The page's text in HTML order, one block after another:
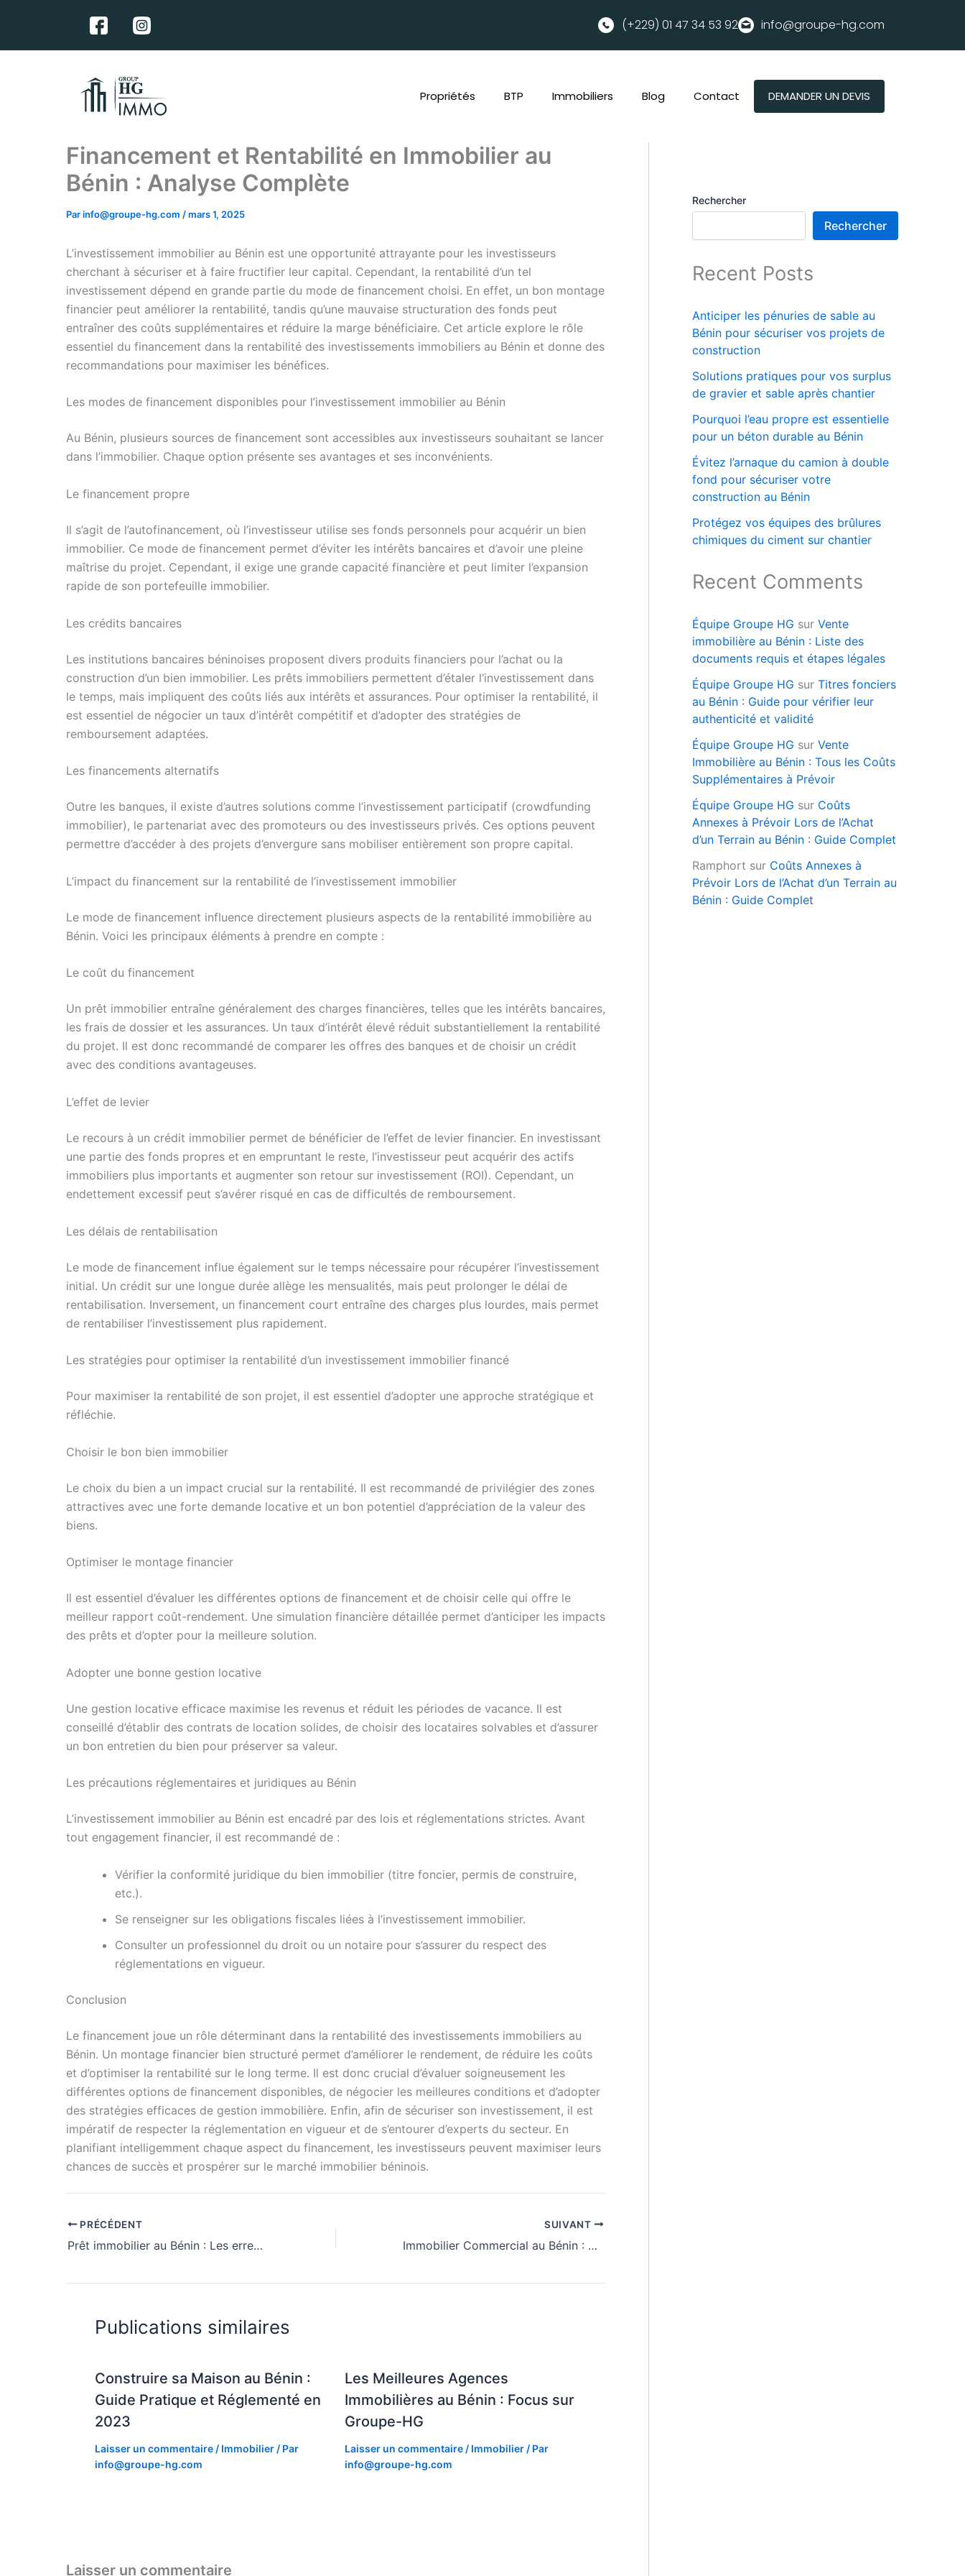
F
a
c
b
(+229) 01 47 34 53 92 info@groupe-hg.com
Propriétés BTP Immobiliers Blog Contact DEMANDER UN DEVIS
Financement et Rentabilité en Immobilier au
Bénin : Analyse Complète
Parinfo@groupe-hg.com /mars 1, 2025
L’investissement immobilier au Bénin est une opportunité attrayante pour les investisseurs
cherchant à sécuriser et à faire fructifier leur capital. Cependant, la rentabilité d’un tel
investissement dépend en grande partie du mode de financement choisi. En effet, un bon montage
financier peut améliorer la rentabilité, tandis qu’une mauvaise structuration des fonds peut
entraîner des coûts supplémentaires et réduire la marge bénéficiaire. Cet article explore le rôle
essentiel du financement dans la rentabilité des investissements immobiliers au Bénin et donne des
recommandations pour maximiser les bénéfices.
Les modes de financement disponibles pour l’investissement immobilier au Bénin
Au Bénin, plusieurs sources de financement sont accessibles aux investisseurs souhaitant se lancer
dans l’immobilier. Chaque option présente ses avantages et ses inconvénients.
Le financement propre
Il s’agit de l’autofinancement, où l’investisseur utilise ses fonds personnels pour acquérir un bien
immobilier. Ce mode de financement permet d’éviter les intérêts bancaires et d’avoir une pleine
maîtrise du projet. Cependant, il exige une grande capacité financière et peut limiter l’expansion
rapide de son portefeuille immobilier.
Les crédits bancaires
Les institutions bancaires béninoises proposent divers produits financiers pour l’achat ou la
construction d’un bien immobilier. Les prêts immobiliers permettent d’étaler l’investissement dans
le temps, mais impliquent des coûts liés aux intérêts et assurances. Pour optimiser la rentabilité, il
est essentiel de négocier un taux d’intérêt compétitif et d’adopter des stratégies de
remboursement adaptées.
Les financements alternatifs
Outre les banques, il existe d’autres solutions comme l’investissement participatif (crowdfunding
immobilier), le partenariat avec des promoteurs ou des investisseurs privés. Ces options peuvent
permettre d’accéder à des projets d’envergure sans mobiliser entièrement son propre capital.
L’impact du financement sur la rentabilité de l’investissement immobilier
Le mode de financement influence directement plusieurs aspects de la rentabilité immobilière au
Bénin. Voici les principaux éléments à prendre en compte :
Le coût du financement
Un prêt immobilier entraîne généralement des charges financières, telles que les intérêts bancaires,
les frais de dossier et les assurances. Un taux d’intérêt élevé réduit substantiellement la rentabilité
du projet. Il est donc recommandé de comparer les offres des banques et de choisir un crédit
avec des conditions avantageuses.
L’effet de levier
Le recours à un crédit immobilier permet de bénéficier de l’effet de levier financier. En investissant
une partie des fonds propres et en empruntant le reste, l’investisseur peut acquérir des actifs
immobiliers plus importants et augmenter son retour sur investissement (ROI). Cependant, un
endettement excessif peut s’avérer risqué en cas de difficultés de remboursement.
Les délais de rentabilisation
Le mode de financement influe également sur le temps nécessaire pour récupérer l’investissement
initial. Un crédit sur une longue durée allège les mensualités, mais peut prolonger le délai de
rentabilisation. Inversement, un financement court entraîne des charges plus lourdes, mais permet
de rentabiliser l’investissement plus rapidement.
Les stratégies pour optimiser la rentabilité d’un investissement immobilier financé
Pour maximiser la rentabilité de son projet, il est essentiel d’adopter une approche stratégique et
réfléchie.
Choisir le bon bien immobilier
Le choix du bien a un impact crucial sur la rentabilité. Il est recommandé de privilégier des zones
attractives avec une forte demande locative et un bon potentiel d’appréciation de la valeur des
biens.
Optimiser le montage financier
Il est essentiel d’évaluer les différentes options de financement et de choisir celle qui offre le
meilleur rapport coût-rendement. Une simulation financière détaillée permet d’anticiper les impacts
des prêts et d’opter pour la meilleure solution.
Adopter une bonne gestion locative
Une gestion locative efficace maximise les revenus et réduit les périodes de vacance. Il est
conseillé d’établir des contrats de location solides, de choisir des locataires solvables et d’assurer
un bon entretien du bien pour préserver sa valeur.
Les précautions réglementaires et juridiques au Bénin
L’investissement immobilier au Bénin est encadré par des lois et réglementations strictes. Avant
tout engagement financier, il est recommandé de :
Vérifier la conformité juridique du bien immobilier (titre foncier, permis de construire,
etc.).
Se renseigner sur les obligations fiscales liées à l’investissement immobilier.
Consulter un professionnel du droit ou un notaire pour s’assurer du respect des
réglementations en vigueur.
Conclusion
Le financement joue un rôle déterminant dans la rentabilité des investissements immobiliers au
Bénin. Un montage financier bien structuré permet d’améliorer le rendement, de réduire les coûts
et d’optimiser la rentabilité sur le long terme. Il est donc crucial d’évaluer soigneusement les
différentes options de financement disponibles, de négocier les meilleures conditions et d’adopter
des stratégies efficaces de gestion immobilière. Enfin, afin de sécuriser son investissement, il est
impératif de respecter la réglementation en vigueur et de s’entourer d’experts du secteur. En
planifiant intelligemment chaque aspect du financement, les investisseurs peuvent maximiser leurs
chances de succès et prospérer sur le marché immobilier béninois.
PRÉCÉDENT
Prêt immobilier au Bénin : Les erreurs à éviter absolument !
SUIVANT
Immobilier Commercial au Bénin : Marché, Opportunités et Tendances
Publications similaires
Construire sa Maison au Bénin :
Guide Pratique et Réglementé en
2023
Laisser un commentaire / Immobilier / Par
info@groupe-hg.com
Les Meilleures Agences
Immobilières au Bénin : Focus sur
Groupe-HG
Laisser un commentaire / Immobilier / Par
info@groupe-hg.com
Laisser un commentaire
Rechercher
Rechercher
Recent Posts
Anticiper les pénuries de sable au
Bénin pour sécuriser vos projets de
construction
Solutions pratiques pour vos surplus
de gravier et sable après chantier
Pourquoi l’eau propre est essentielle
pour un béton durable au Bénin
Évitez l’arnaque du camion à double
fond pour sécuriser votre
construction au Bénin
Protégez vos équipes des brûlures
chimiques du ciment sur chantier
Recent Comments
Équipe Groupe HG sur Vente
immobilière au Bénin : Liste des
documents requis et étapes légales
Équipe Groupe HG sur Titres fonciers
au Bénin : Guide pour vérifier leur
authenticité et validité
Équipe Groupe HG sur Vente
Immobilière au Bénin : Tous les Coûts
Supplémentaires à Prévoir
Équipe Groupe HG sur Coûts
Annexes à Prévoir Lors de l’Achat
d’un Terrain au Bénin : Guide Complet
Ramphort sur Coûts Annexes à
Prévoir Lors de l’Achat d’un Terrain au
Bénin : Guide Complet